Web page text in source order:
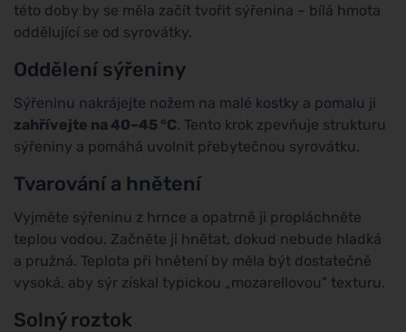
této doby by se měla začít tvořit sýřenina – bílá hmota
oddělující se od syrovátky.
Oddělení sýřeniny
Sýřeninu nakrájejte nožem na malé kostky a pomalu ji
zahřívejte na 40–45 °C. Tento krok zpevňuje strukturu
sýřeniny a pomáhá uvolnit přebytečnou syrovátku.
Tvarování a hnětení
Vyjměte sýřeninu z hrnce a opatrně ji propláchněte
teplou vodou. Začněte ji hnětat, dokud nebude hladká
a pružná. Teplota při hnětení by měla být dostatečně
vysoká, aby sýr získal typickou „mozarellovou" texturu.
Solný roztok